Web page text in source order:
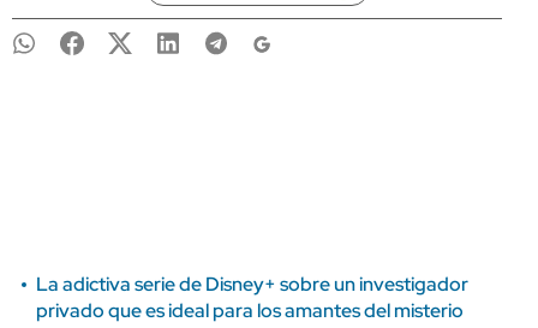
La adictiva serie de Disney+ sobre un investigador
privado que es ideal para los amantes del misterio